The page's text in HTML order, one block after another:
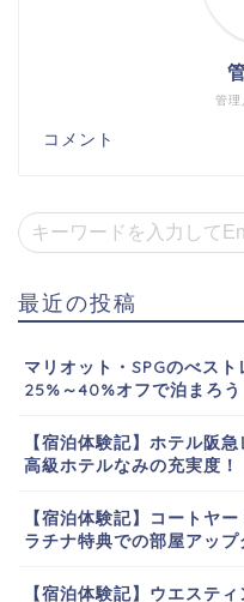
管理
コメント
最近の投稿
マリオット・SPGのべス
25%～40%オフで泊まろう
【宿泊体験記】ホテル阪
高級ホテルなみの充実度！
【宿泊体験記】コートヤ
ラチナ特典での部屋アッ
【宿泊体験記】ウエステ